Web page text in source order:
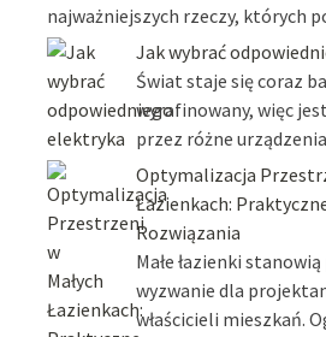
najważniejszych rzeczy, których
Jak wybrać
Świat staje się coraz
wyrafinowany, więc
przez różne
Optymalizacja
Łazienkach:
Rozwiązania
Małe łazienki
wyzwanie dla
właścicieli mieszkań.